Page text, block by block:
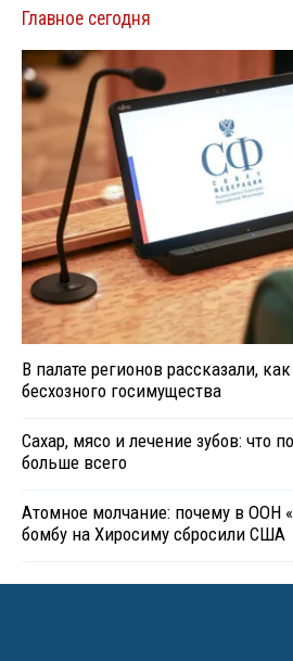
Главное сегодня
В палате регионов рассказали,
бесхозного госимущества
Сахар, мясо и лечение зубов: что
больше всего
Атомное молчание: почему в ООН
бомбу на Хиросиму сбросили США